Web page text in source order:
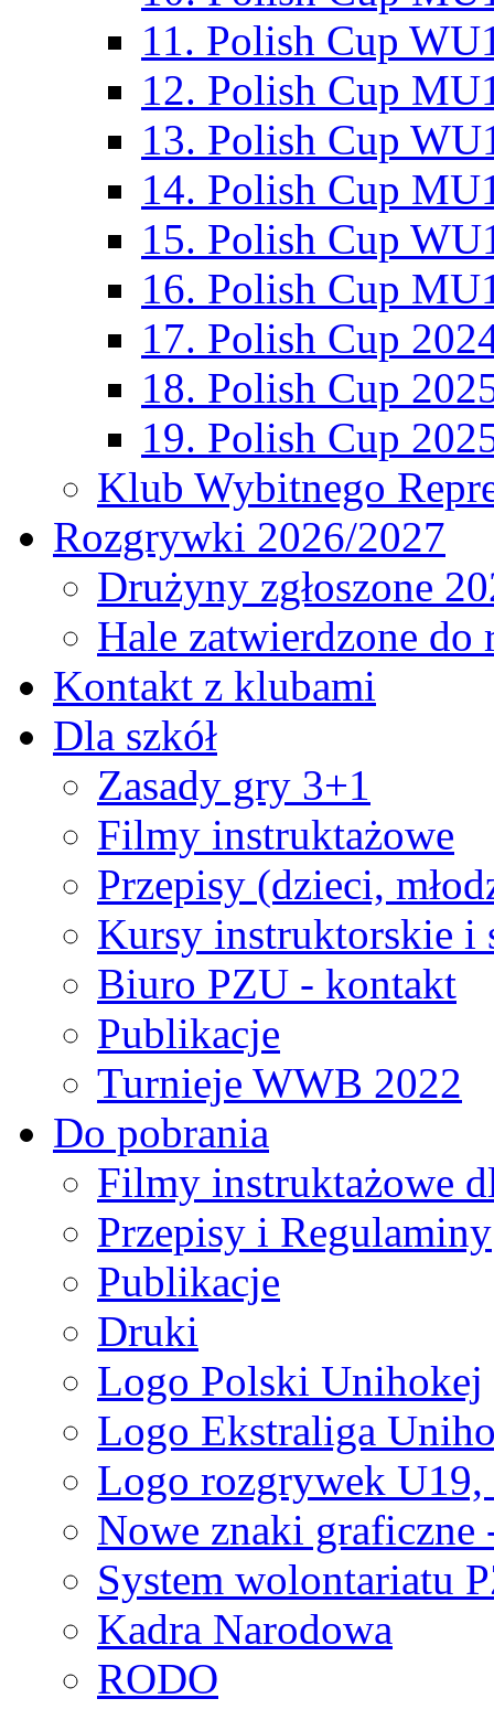
11. Polish Cup
12. Polish Cup
13. Polish Cup
14. Polish Cup
15. Polish Cup
16. Polish Cup
17. Polish Cup
18. Polish Cup
19. Polish Cup
Klub Wybitnego
Rozgrywki 2026/2027
Drużyny zgłoszone
Hale zatwierdzone
Kontakt z klubami
Dla szkół
Zasady gry 3+1
Filmy instruktażowe
Przepisy (dzieci,
Kursy instruktorskie i
Biuro PZU - kontakt
Publikacje
Turnieje WWB 2022
Do pobrania
Filmy instruktażowe
Przepisy i Regulaminy
Publikacje
Druki
Logo Polski Unihokej
Logo Ekstraliga
Logo rozgrywek
Nowe znaki graficzne
System wolontariatu
Kadra Narodowa
RODO